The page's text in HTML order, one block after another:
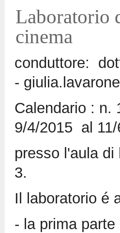
Laboratorio
cinema
conduttore:
-
Calendario :
9/4/2015 al
presso l'aula
3.
Il laboratorio é
- la prima